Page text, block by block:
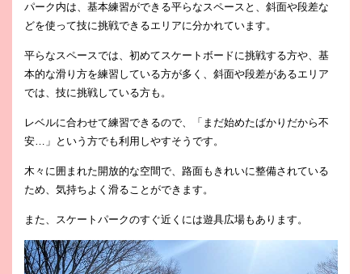
パーク内は、基本練習ができる平らなスペースと、斜面や段差な
どを使って技に挑戦できるエリアに分かれています。
平らなスペースでは、初めてスケートボードに挑戦する方や、基
本的な滑り方を練習している方が多く、斜面や段差があるエリア
では、技に挑戦している方も。
レベルに合わせて練習できるので、「まだ始めたばかりだから不
安…」という方でも利用しやすそうです。
木々に囲まれた開放的な空間で、路面もきれいに整備されている
ため、気持ちよく滑ることができます。
また、スケートパークのすぐ近くには遊具広場もあります。